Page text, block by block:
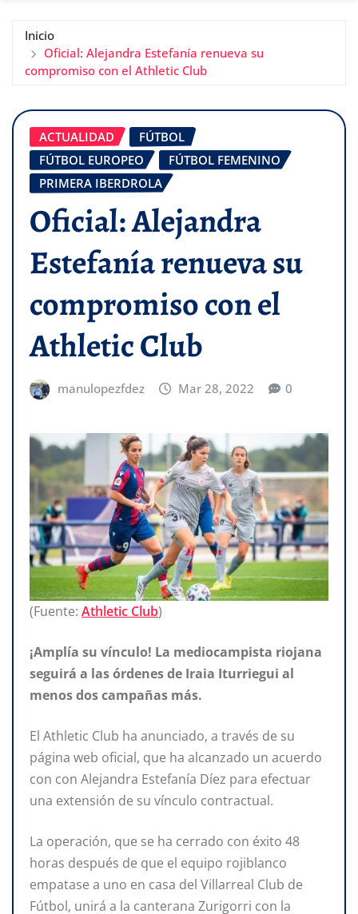
Inicio
Oficial: Alejandra Estefanía renueva su
compromiso con el Athletic Club
ACTUALIDAD
FÚTBOL
FÚTBOL EUROPEO
FÚTBOL FEMENINO
PRIMERA IBERDROLA
Oficial: Alejandra
Estefanía renueva su
compromiso con el
Athletic Club
manulopezfdez Mar 28, 2022 0
(Fuente: Athletic Club)
¡Amplía su vínculo! La mediocampista riojana
seguirá a las órdenes de Iraia Iturriegui al
menos dos campañas más.
El Athletic Club ha anunciado, a través de su
página web oficial, que ha alcanzado un acuerdo
con con Alejandra Estefanía Díez para efectuar
una extensión de su vínculo contractual.
La operación, que se ha cerrado con éxito 48
horas después de que el equipo rojiblanco
empatase a uno en casa del Villarreal Club de
Fútbol, unirá a la canterana Zurigorri con la